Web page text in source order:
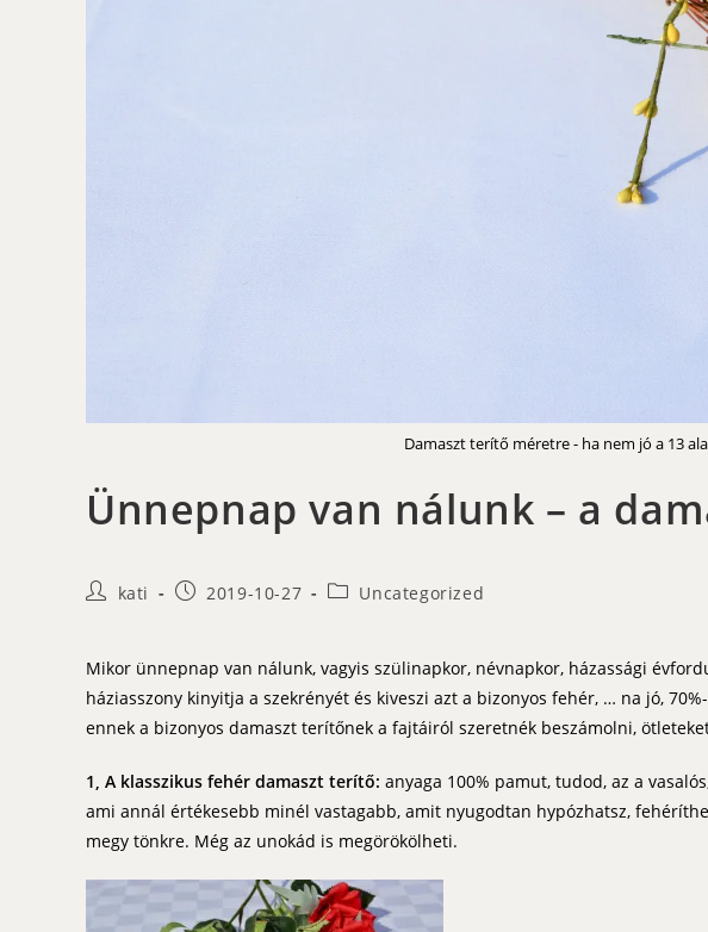
Damaszt terítő méretre - ha nem jó a 13
Ünnepnap van nálunk – a
Postkati
Post2019-10-27
PostUncategorized
Mikor ünnepnap van nálunk, vagyis szülinapkor, névnapkor, házassági
háziasszony kinyitja a szekrényét és kiveszi azt a bizonyos fehér, … na jó,
ennek a bizonyos damaszt terítőnek a fajtáiról szeretnék beszámolni,
1, A klasszikus fehér damaszt terítő: anyaga 100% pamut, tudod, az a
ami annál értékesebb minél vastagabb, amit nyugodtan hypózhatsz,
megy tönkre. Még az unokád is megörökölheti.